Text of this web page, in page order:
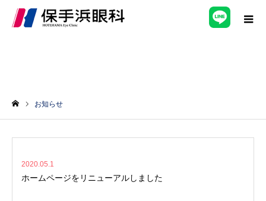
お知らせ
2020.05.1
ホームページをリニューアルしました